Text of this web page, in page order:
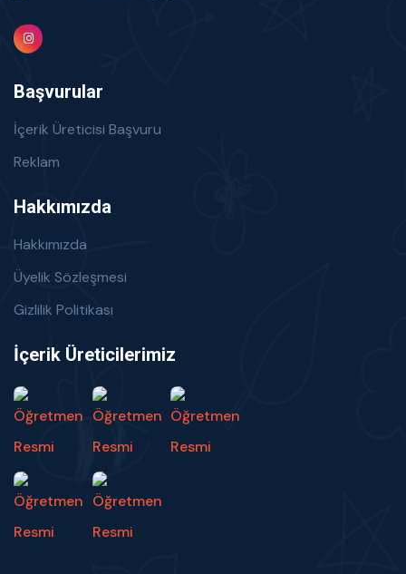
Başvurular
İçerik Üreticisi Başvuru
Reklam
Hakkımızda
Hakkımızda
Üyelik Sözleşmesi
Gizlilik Politikası
İçerik Üreticilerimiz